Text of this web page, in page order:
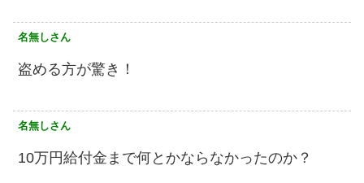
名無しさん
盗める方が驚き！
名無しさん
10万円給付金まで何とかならなかったのか？